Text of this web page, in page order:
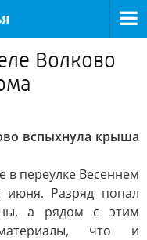
Волково
вспыхнула крыша
в переулке Весеннем
Разряд попал
а рядом с этим
что и